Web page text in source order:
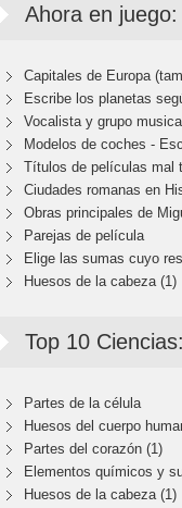
Ahora en juego:
Capitales de Europa
Escribe los planetas
Vocalista y grupo
Modelos de coches -
Títulos de películas mal
Ciudades romanas en
Obras principales de
Parejas de película
Elige las sumas cuyo
Huesos de la cabeza (1)
Top 10 Ciencias:
Partes de la célula
Huesos del cuerpo
Partes del corazón (1)
Elementos químicos y
Huesos de la cabeza (1)